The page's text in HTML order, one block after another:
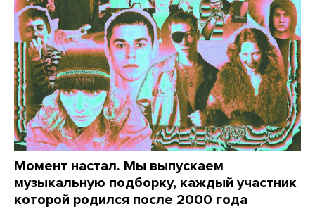
Момент настал. Мы выпускаем
музыкальную подборку, каждый участник
которой родился после 2000 года